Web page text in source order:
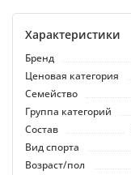
Характеристики
Бренд
Ценовая категория
Семейство
Группа категорий
Состав
Вид спорта
Возраст/пол